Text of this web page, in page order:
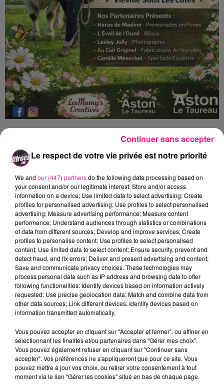
Cet événement se veut familial, festif et
intergénérationnel, avec pour objectif de
mettre en valeur les artisans locaux, les
animations autour des animaux, ainsi que
des spectacles et activités accessibles à tous.
Au programme : des balades à poney ou
encore des animations avec Aston le
taureau.
Sabine Rouas : co-organisatrice du marché de
printemps.
Crédit :D!RECT FM
FIL ACTUS
5 août 2026
Casting de Woof : l'Euro-Métropole de Metz part à la recherche de...
4 août 2026
Le respect de votre vie privée est notre priorité
We and our (447) partnersdo the following data processing based on
your consent and/or our legitimate interest: Store and/or access
information on a device; Use limited data to select advertising; Create
profiles for personalised advertising; Use profiles to select personalised
advertising; Measure advertising performance; Measure content
performance; Understand audiences through statistics or combinations
of data from different sources; Develop and improve services; Create
profiles to personalise content; Use profiles to select personalised
content; Use limited data to select content; Ensure security, prevent and
detect fraud, and fix errors; Deliver and present advertising and content;
Save and communicate privacy choices. These technologies may
process personal data such as IP address and browsing data to offer
following functionalities: Identify devices based on information actively
requested; Use precise geolocation data; Match and combine data from
other data sources; Link different devices; Identify devices based on
information transmitted automatically.
Vous pouvez accepter en cliquant sur "Accepter et fermer", ou affiner en
sélectionnant les finalités et/ou partenaires dans "Gérer mes choix".
Vous pouvez également refuser en cliquant sur "Continuer sans
accepter". Vos préférences ne s'appliqueront que pour ce site. Vous
pouvez mettre à jour vos choix, ou retirer votre consentement à tout
moment via le lien "Gérer les cookies" situé en bas de chaque page.
Continuer sans accepter